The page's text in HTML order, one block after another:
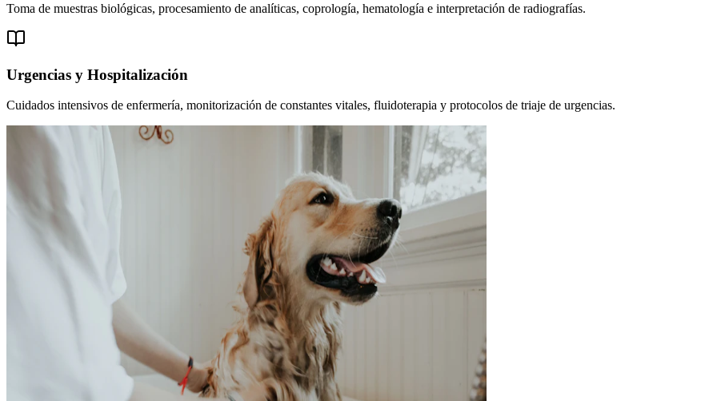
Toma de muestras biológicas, procesamiento de analíticas, coprología, hematología e interpretación de radiografías.
Urgencias y Hospitalización
Cuidados intensivos de enfermería, monitorización de constantes vitales, fluidoterapia y protocolos de triaje de urgencias.